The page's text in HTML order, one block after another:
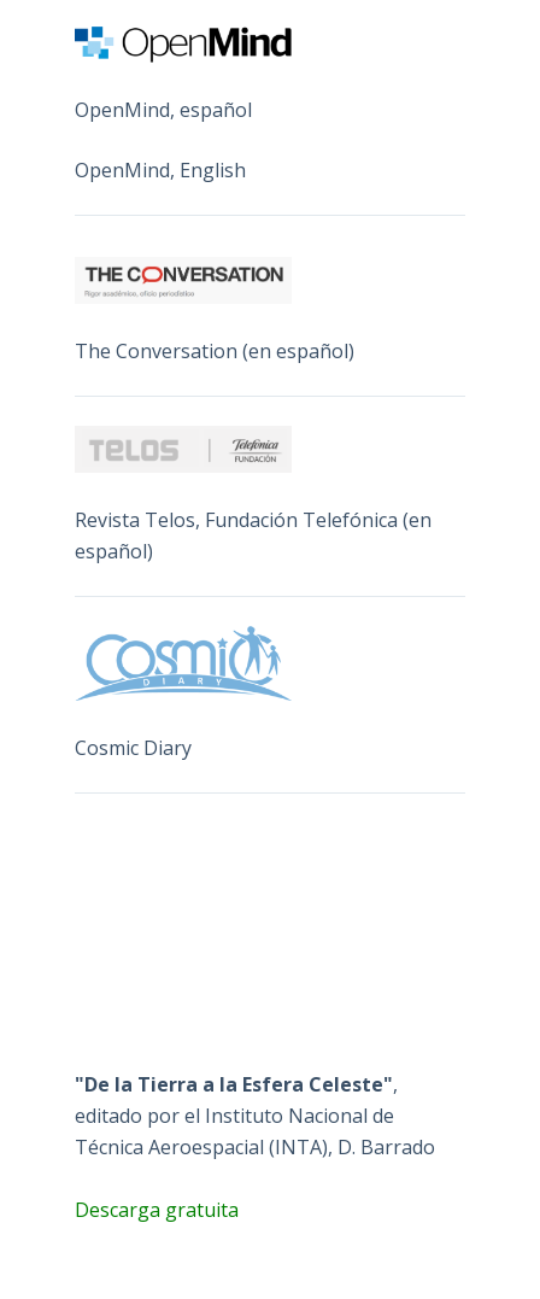
OpenMind, español
OpenMind, English
The Conversation (en español)
Revista Telos, Fundación Telefónica (en
español)
Cosmic Diary
Técnica Aeroespacial (INTA), D. Barrado
Descarga gratuita